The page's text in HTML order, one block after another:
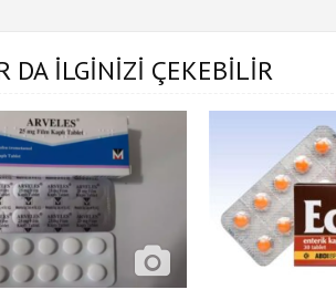
DA İLGİNİZİ ÇEKEBİLİR